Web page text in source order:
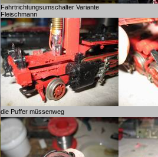
Fahrtrichtungsumschalter Variante
Fleischmann
die Puffer müssenweg